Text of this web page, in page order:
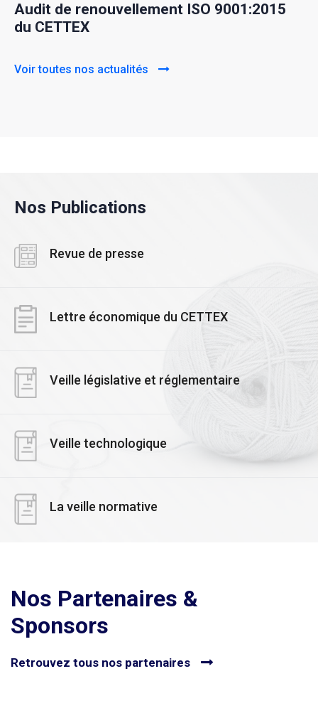
Audit de renouvellement ISO 9001:2015
du CETTEX
Voir toutes nos actualités
Nos Publications
Revue de presse
Lettre économique du CETTEX
Veille législative et réglementaire
Veille technologique
La veille normative
Nos Partenaires &
Sponsors
Retrouvez tous nos partenaires